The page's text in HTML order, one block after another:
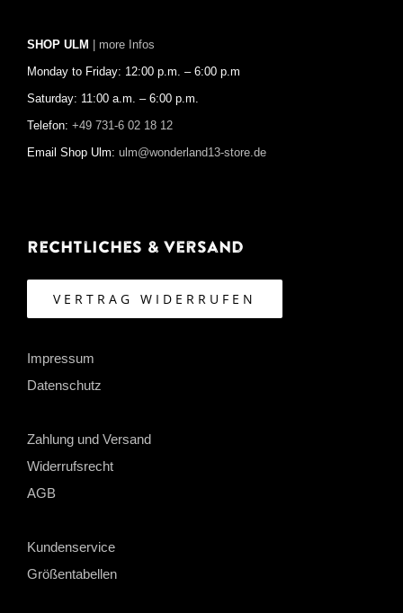
SHOP ULM | more Infos
Monday to Friday: 12:00 p.m. – 6:00 p.m
Saturday: 11:00 a.m. – 6:00 p.m.
Telefon: +49 731-6 02 18 12
Email Shop Ulm: ulm@wonderland13-store.de
Rechtliches & Versand
VERTRAG WIDERRUFEN
Impressum
Datenschutz
Zahlung und Versand
Widerrufsrecht
AGB
Kundenservice
Größentabellen